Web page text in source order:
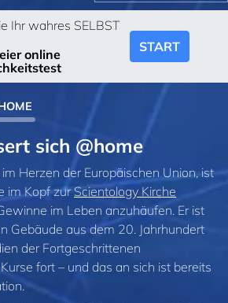
Ihr wahres SELBST
online
START
sich @home
Herzen der Europäischen Union, ist
im Kopf zur Scientology Kirche
im Leben anzuhäufen. Er ist
Gebäude aus dem 20. Jahrhundert
der Fortgeschrittenen
fort – und das an sich ist bereits